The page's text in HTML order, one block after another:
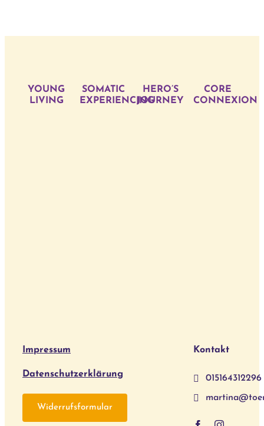
YOUNG
LIVING
SOMATIC
EXPERIENCING
HERO’S
JOURNEY
CORE
CONNEXION
Impressum
Datenschutzerklärung
Widerrufsformular
Kontakt
015164312296